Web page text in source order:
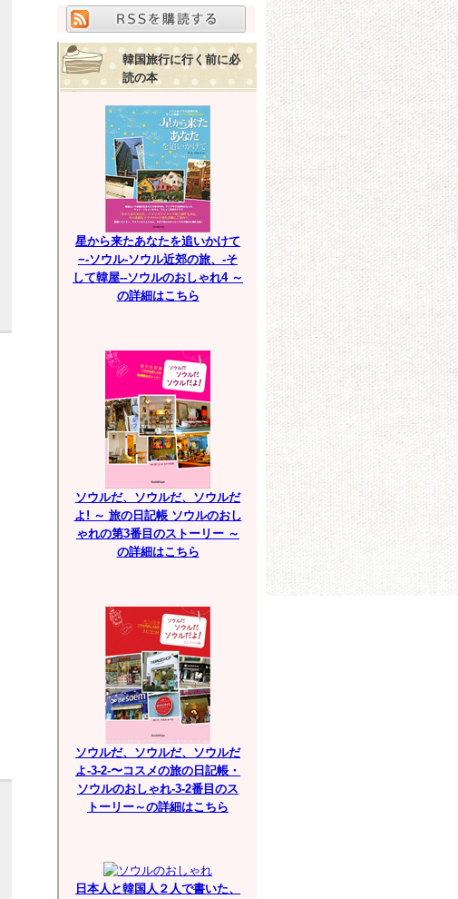
韓国旅行に行く前に必
読の本
星から来たあなたを追いかけて
−-ソウル-ソウル近郊の旅、-そ
して韓屋--ソウルのおしゃれ4 ～
の詳細はこちら
ソウルだ、ソウルだ、ソウルだ
よ! ～ 旅の日記帳 ソウルのおし
ゃれの第3番目のストーリー ～
の詳細はこちら
ソウルだ、ソウルだ、ソウルだ
よ-3-2-〜コスメの旅の日記帳・
ソウルのおしゃれ-3-2番目のス
トーリー～の詳細はこちら
日本人と韓国人２人で書いた、